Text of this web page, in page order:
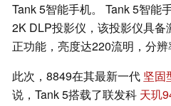
Tank 5智能手机。 Tank 5智能
2K DLP投影仪，该投影仪具
正功能，亮度达220流明，分辨
此次，8849在其最新一代 坚固
说，Tank 5搭载了联发科 天玑